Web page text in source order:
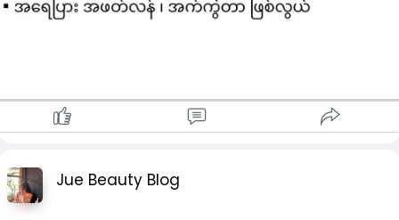
Jue Beauty Blog